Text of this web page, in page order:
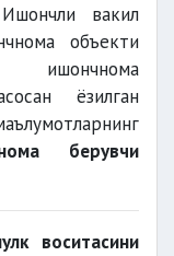
вакил
объекти
ишончнома
ёзилган
берувчи
воситасини